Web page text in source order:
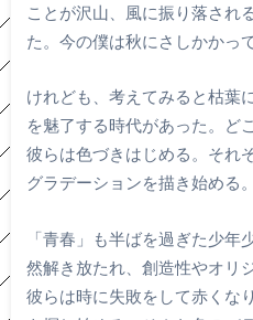
ことが沢山、風に振り落され
た。今の僕は秋にさしかかっ
けれども、考えてみると枯葉
を魅了する時代があった。ど
彼らは色づきはじめる。それ
グラデーションを描き始める。
「青春」も半ばを過ぎた少
然解き放たれ、創造性やオリ
彼らは時に失敗をして赤くな